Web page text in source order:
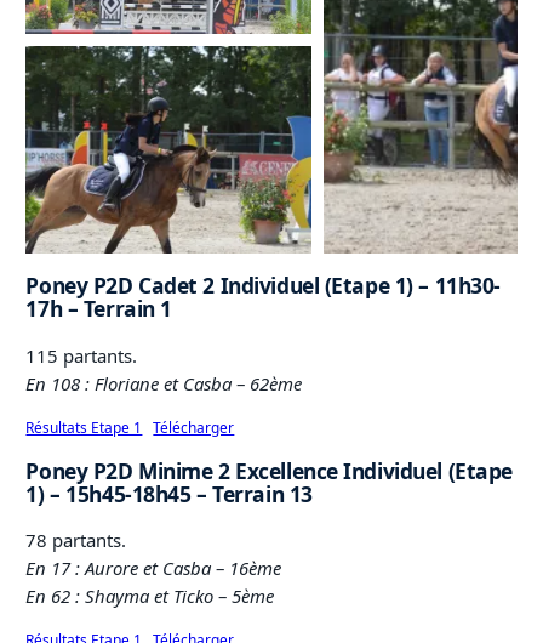
Poney P2D Cadet 2 Individuel (Etape 1) – 11h30-
17h – Terrain 1
115 partants.
En 108 : Floriane et Casba – 62ème
Résultats Etape 1 Télécharger
Poney P2D Minime 2 Excellence Individuel (Etape
1) – 15h45-18h45 – Terrain 13
78 partants.
En 17 : Aurore et Casba – 16ème
En 62 : Shayma et Ticko –5ème